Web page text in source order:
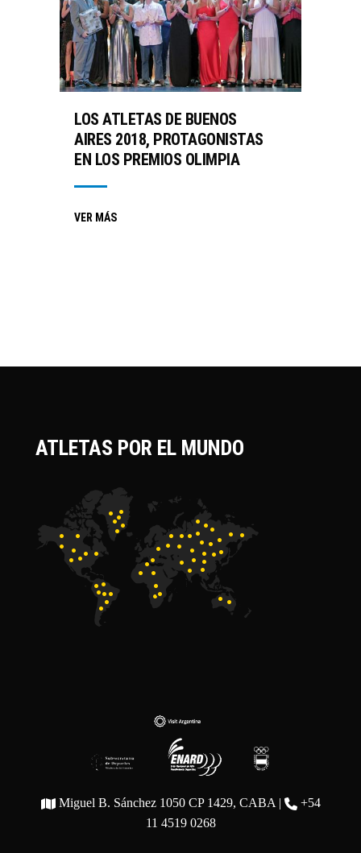
LOS ATLETAS DE BUENOS
AIRES 2018, PROTAGONISTAS
EN LOS PREMIOS OLIMPIA
VER MÁS
ATLETAS POR EL MUNDO
Miguel B. Sánchez 1050 CP 1429, CABA |
+54
11 4519 0268